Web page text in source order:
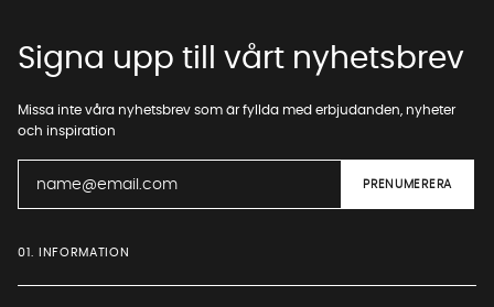
Signa upp till vårt nyhetsbrev
Missa inte våra nyhetsbrev som är fyllda med erbjudanden, nyheter
och inspiration
01. INFORMATION